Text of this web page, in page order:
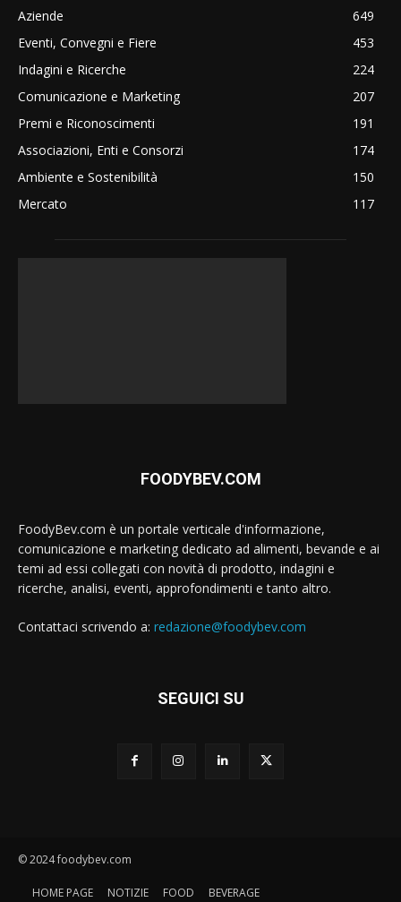
Aziende
649
Eventi, Convegni e Fiere
453
Indagini e Ricerche
224
Comunicazione e Marketing
207
Premi e Riconoscimenti
191
Associazioni, Enti e Consorzi
174
Ambiente e Sostenibilità
150
Mercato
117
FOODYBEV.COM
FoodyBev.com è un portale verticale d'informazione,
comunicazione e marketing dedicato ad alimenti, bevande e ai
temi ad essi collegati con novità di prodotto, indagini e
ricerche, analisi, eventi, approfondimenti e tanto altro.
Contattaci scrivendo a: redazione@foodybev.com
SEGUICI SU
© 2024 foodybev.com
HOME PAGE NOTIZIE FOOD BEVERAGE